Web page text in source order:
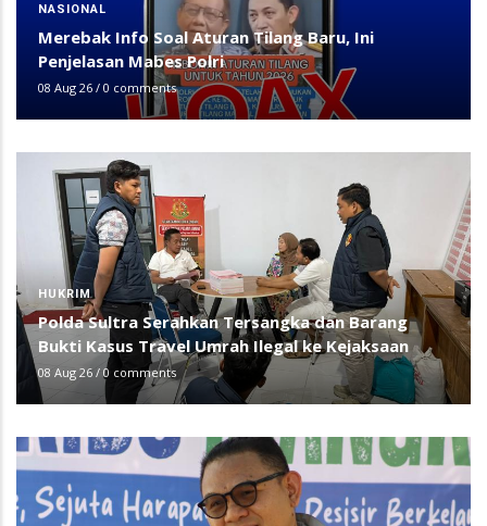
NASIONAL
Merebak Info Soal Aturan Tilang Baru, Ini
Penjelasan Mabes Polri
08 Aug 26 / 0 comments
HUKRIM
Polda Sultra Serahkan Tersangka dan Barang
Bukti Kasus Travel Umrah Ilegal ke Kejaksaan
08 Aug 26 / 0 comments